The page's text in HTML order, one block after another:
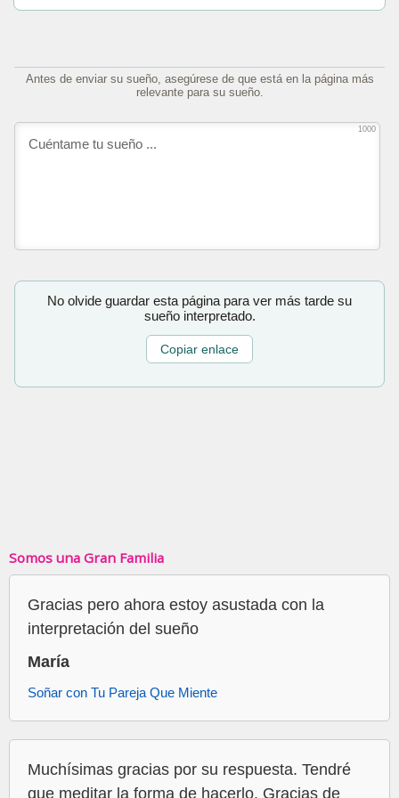
Antes de enviar su sueño, asegúrese de que está en la página más
relevante para su sueño.
1000
No olvide guardar esta página para ver más tarde su
sueño interpretado.
Copiar enlace
Somos una Gran Familia
Gracias pero ahora estoy asustada con la
interpretación del sueño
María
Soñar con Tu Pareja Que Miente
Muchísimas gracias por su respuesta. Tendré
que meditar la forma de hacerlo. Gracias de